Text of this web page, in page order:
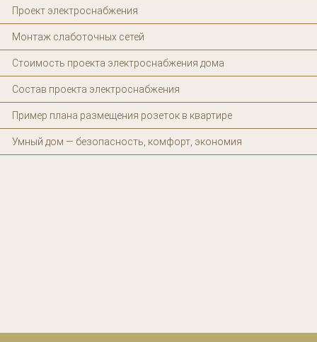
Проект электроснабжения
Монтаж слаботочных сетей
Стоимость проекта электроснабжения дома
Состав проекта электроснабжения
Пример плана размещения розеток в квартире
Умный дом — безопасность, комфорт, экономия